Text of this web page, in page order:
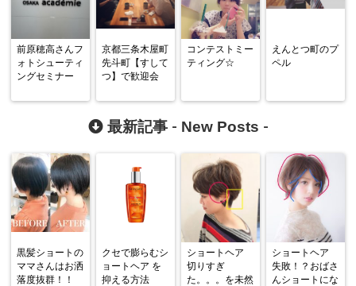
前原穂高さんフ
ォトシューティ
ングセミナー
京都三条木屋町
先斗町【すして
つ】で歓迎会
コンテストミー
ティング☆
えんとつ町のプ
ペル
最新記事 - New Posts -
黒髪ショートの
ママさんはお洒
落度抜群！！
クセで膨らむシ
ョートヘア を
抑える方法
ショートヘア
切りすぎ
た。。。を未然
ショートヘア
失敗！？おばさ
んショートにな